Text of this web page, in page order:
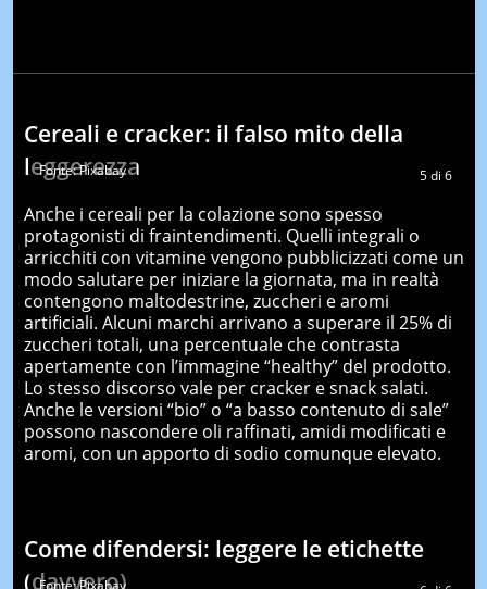
Cereali e cracker: il falso mito della
leggerezza
5 di 6
Fonte: Pixabay
Anche i cereali per la colazione sono spesso
protagonisti di fraintendimenti. Quelli integrali o
arricchiti con vitamine vengono pubblicizzati come un
modo salutare per iniziare la giornata, ma in realtà
contengono maltodestrine, zuccheri e aromi
artificiali. Alcuni marchi arrivano a superare il 25% di
zuccheri totali, una percentuale che contrasta
apertamente con l’immagine “healthy” del prodotto.
Lo stesso discorso vale per cracker e snack salati.
Anche le versioni “bio” o “a basso contenuto di sale”
possono nascondere oli raffinati, amidi modificati e
aromi, con un apporto di sodio comunque elevato.
Come difendersi: leggere le etichette
(davvero)
6 di 6
Fonte: Pixabay